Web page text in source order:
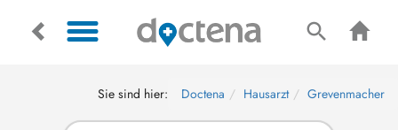
Sie sind hier: Doctena Hausarzt Grevenmacher